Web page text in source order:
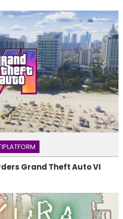
Grand Theft Auto VI